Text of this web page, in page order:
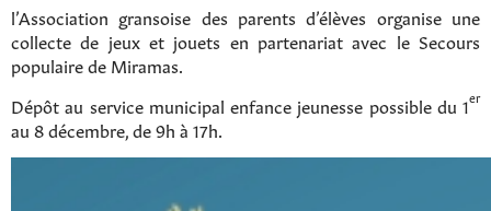
l’Association gransoise des parents d’élèves organise une
collecte de jeux et jouets en partenariat avec le Secours
populaire de Miramas.
Dépôt au service municipal enfance jeunesse possible du 1er
au 8 décembre, de 9h à 17h.